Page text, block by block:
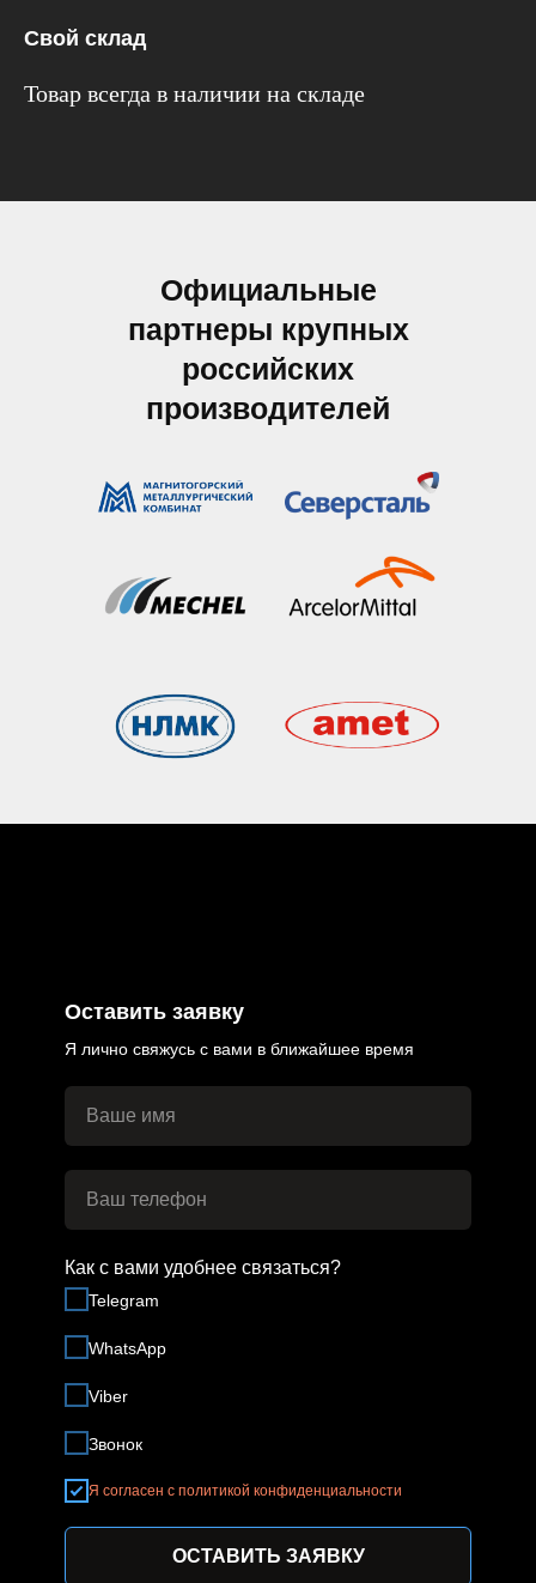
Свой склад
Товар всегда в наличии на складе
Официальные
партнеры крупных
российских
производителей
Оставить заявку
Я лично свяжусь с вами в ближайшее время
Как с вами удобнее связаться?
Telegram
WhatsApp
Viber
Звонок
Я согласен с политикой конфиденциальности
ОСТАВИТЬ ЗАЯВКУ
Нижний Новгород - мой родной город в
котором всегда можно договориться о
личной встречи, если вы из другого
Copyright 2024 ©
частный веб разработчик